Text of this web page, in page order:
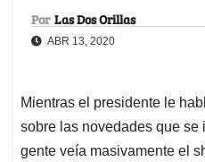
Por Las Dos Orillas
ABR 13, 2020
Mientras el presidente le
sobre las novedades que se
gente veía masivamente el